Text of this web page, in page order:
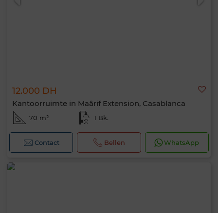
12.000 DH
Kantoorruimte in Maârif Extension, Casablanca
70 m² 1 Bk.
Contact Bellen WhatsApp